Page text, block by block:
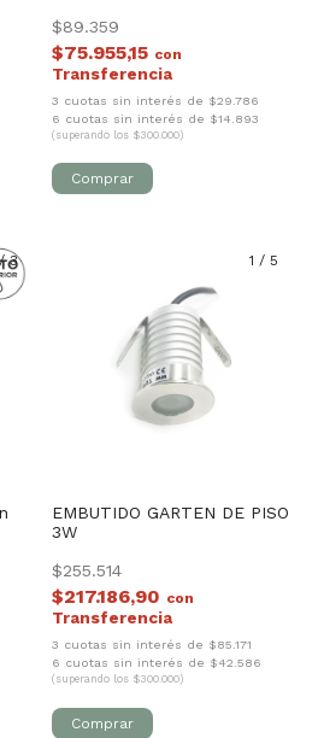
$89.359
$75.955,15 con
3 cuotas sin interés de $29.786
6 cuotas sin interés de $14.893
(superando los $300.000)
3 1 / 5
EMBUTIDO GARTEN DE PISO
3W
$255.514
$217.186,90 con
3 cuotas sin interés de $85.171
6 cuotas sin interés de $42.586
(superando los $300.000)